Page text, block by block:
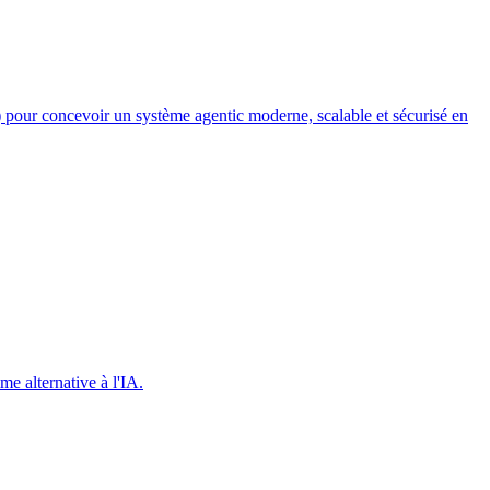
concevoir un système agentic moderne, scalable et sécurisé en
alternative à l'IA.